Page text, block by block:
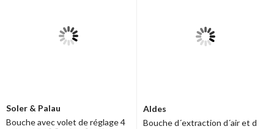
Soler & Palau
Bouche avec volet de réglage 4
Aldes
Bouche d´extraction d´air et d